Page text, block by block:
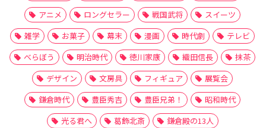
アニメ
ロングセラー 戦国武将
スイーツ
雑学
お菓子 幕末 漫画 時代劇
テレビ
べらぼう
明治時代 徳川家康 織田信長
抹茶
デザイン
文房具 フィギュア
展覧会
鎌倉時代
豊臣秀吉 豊臣兄弟！
昭和時代
光る君へ
葛飾北斎 鎌倉殿の13人